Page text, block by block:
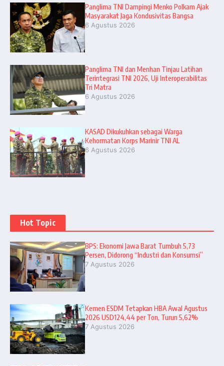
Panglima TNI Dampingi Menko Polkam Ajak
Masyarakat Jaga Kondusivitas Bangsa
6 Agustus 2026
Panglima TNI dan Menhan Tinjau Latihan
Terintegrasi TNI 2026, Uji Interoperabilitas
Tri Matra
6 Agustus 2026
KASAD Dikukuhkan sebagai Warga
Kehormatan Korps Marinir TNI AL
6 Agustus 2026
Hot Topic
BPS: Ekonomi Jawa Barat Tumbuh 5,73
Persen, Didorong “Industri dan Konsumsi”
7 Agustus 2026
Kemen ESDM Tetapkan HBA Awal Agustus
2026 USD124,44 per Ton, Turun 5,62%
7 Agustus 2026